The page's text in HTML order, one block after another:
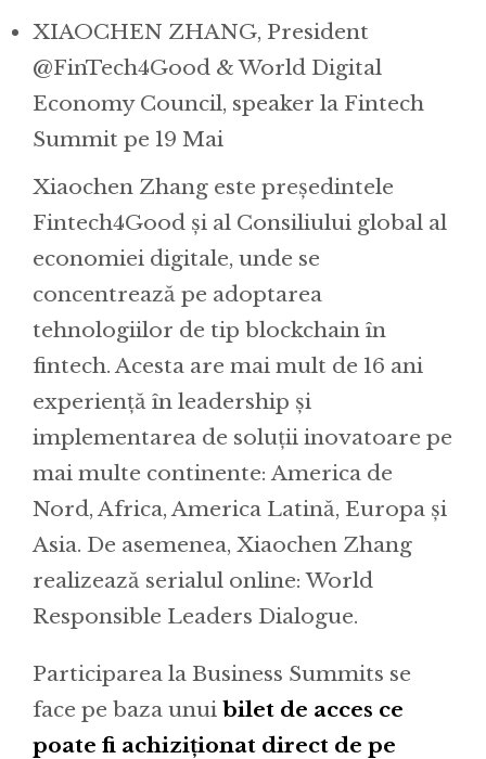
XIAOCHEN ZHANG, President
@FinTech4Good & World Digital
Economy Council, speaker la Fintech
Summit pe 19 Mai
Xiaochen Zhang este președintele
Fintech4Good și al Consiliului global al
economiei digitale, unde se
concentrează pe adoptarea
tehnologiilor de tip blockchain în
fintech. Acesta are mai mult de 16 ani
experiență în leadership și
implementarea de soluții inovatoare pe
mai multe continente: America de
Nord, Africa, America Latină, Europa și
Asia. De asemenea, Xiaochen Zhang
realizează serialul online: World
Responsible Leaders Dialogue.
Participarea la Business Summits se
face pe baza unui bilet de acces ce
poate fi achiziționat direct de pe